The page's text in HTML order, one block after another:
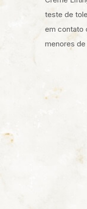
teste de
em contato
menores de